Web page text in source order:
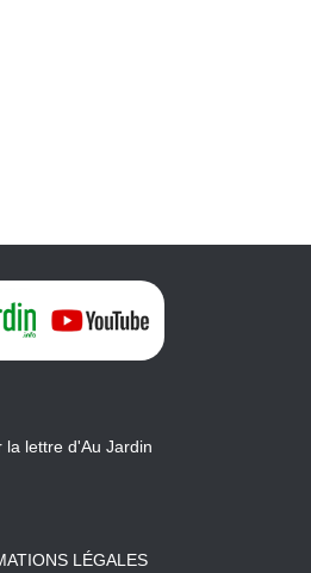
la lettre d'Au Jardin
LÉGALES